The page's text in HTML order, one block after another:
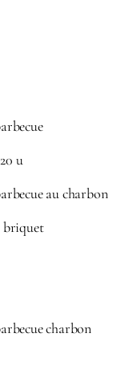
u
au charbon
briquet
charbon